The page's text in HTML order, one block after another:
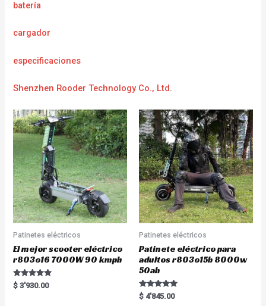
batería
cargador
especificaciones
Shenzhen Rooder Technology Co., Ltd.
Patinetes eléctricos
El mejor scooter eléctrico
r803o16 7000W 90 kmph
Rated
5.00
$ 3'930.00
Patinetes eléctricos
Patinete eléctrico para
adultos r803o15b 8000w
50ah
Rated
5.00
$ 4'845.00